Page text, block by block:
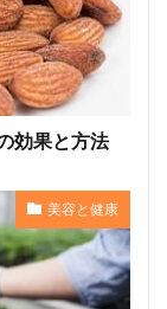
効果と方法
美容と健康